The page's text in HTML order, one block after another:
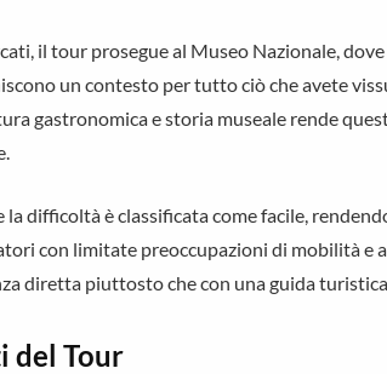
il tour prosegue al Museo Nazionale,
un contesto per tutto ciò che avete
gastronomica e storia museale rende
difficoltà è classificata come facile,
con limitate preoccupazioni di mobilità e
diretta piuttosto che con una guida
del Tour